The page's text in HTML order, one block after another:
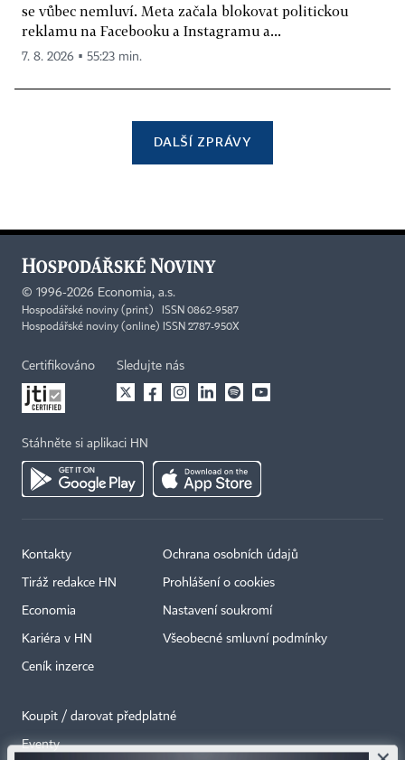
se vůbec nemluví. Meta začala blokovat politickou
reklamu na Facebooku a Instagramu a...
7. 8. 2026 ▪ 55:23 min.
DALŠÍ ZPRÁVY
© 1996-2026 Economia, a.s.
Hospodářské noviny (print) ISSN 0862-9587
Hospodářské noviny (online) ISSN 2787-950X
Certifikováno Sledujte nás
Stáhněte si aplikaci HN
Kontakty
Tiráž redakce HN
Economia
Kariéra v HN
Ceník inzerce
Ochrana osobních údajů
Prohlášení o cookies
Nastavení soukromí
Všeobecné smluvní podmínky
Koupit / darovat předplatné
Eventy